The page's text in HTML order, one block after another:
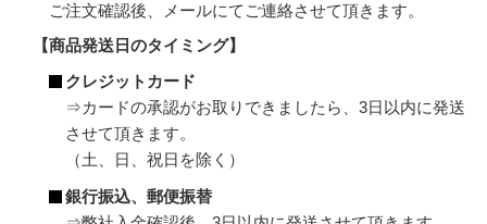
ご注文確認後、メールにてご連絡させて頂きます。
【商品発送日のタイミング】
クレジットカード
⇒カードの承認がお取りできましたら、3日以内に発送
させて頂きます。
（土、日、祝日を除く）
銀行振込、郵便振替